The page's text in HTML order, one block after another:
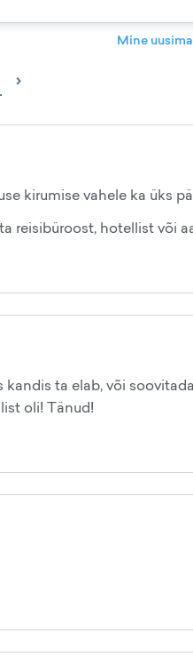
Mine
›
kirumise vahele ka üks
reisibüroost, hotellist või
kandis ta elab, või
oli! Tänud!